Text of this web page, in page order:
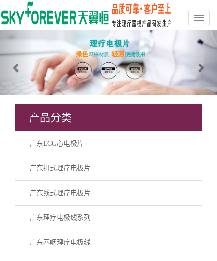
产品分类
广东ECG心电极片
广东扣式理疗电极片
广东线式理疗电极片
广东理疗电极线系列
广东吞咽理疗电极线